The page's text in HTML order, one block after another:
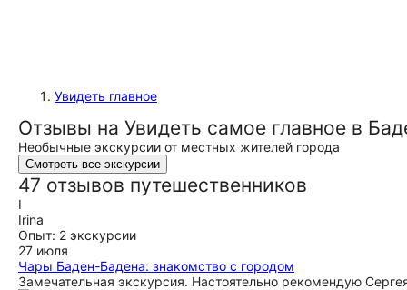
Увидеть главное
Отзывы на Увидеть самое главное в
Необычные экскурсии от местных жителей города
Смотреть все экскурсии
47 отзывов путешественников
I
Irina
Опыт: 2 экскурсии
27 июля
Чары Баден-Бадена: знакомство с городом
Замечательная экскурсия. Настоятельно рекомендую